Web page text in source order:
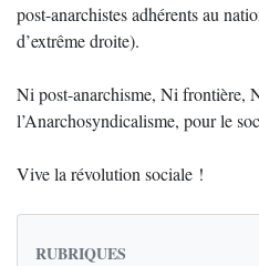
post-anarchistes adhérents au
d’extrême droite).
Ni post-anarchisme, Ni frontière,
l’Anarchosyndicalisme, pour le
Vive la révolution sociale !
RUBRIQUES